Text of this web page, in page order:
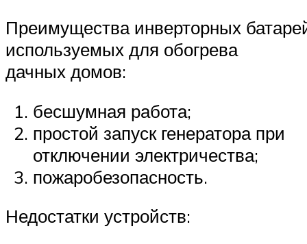
Преимущества инверторных
используемых для обогрева
дачных домов:
бесшумная работа;
простой запуск генератора при
отключении электричества;
пожаробезопасность.
Недостатки устройств: